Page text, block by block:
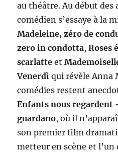
au théâtre. Au début des
comédien s’essaye à la
Madeleine, zéro de
zero in condotta,Roses
scarlatte et
Venerdì qui révèle Anna
comédies restent
Enfants nous regardent
guardano, où il
son premier film
metteur en scène et l’un